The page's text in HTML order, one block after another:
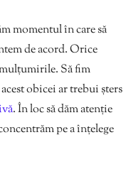
momentul în care să
de acord. Orice
Să fim
obicei ar trebui șters
. În loc să dăm atenție
pe a înțelege